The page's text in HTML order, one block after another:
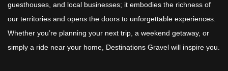
guesthouses, and local businesses; it embodies the richness of
our territories and opens the doors to unforgettable experiences.
Whether you’re planning your next trip, a weekend getaway, or
simply a ride near your home, Destinations Gravel will inspire you.